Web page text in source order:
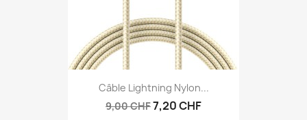
Câble Lightning Nylon...
9,00 CHF7,20 CHF